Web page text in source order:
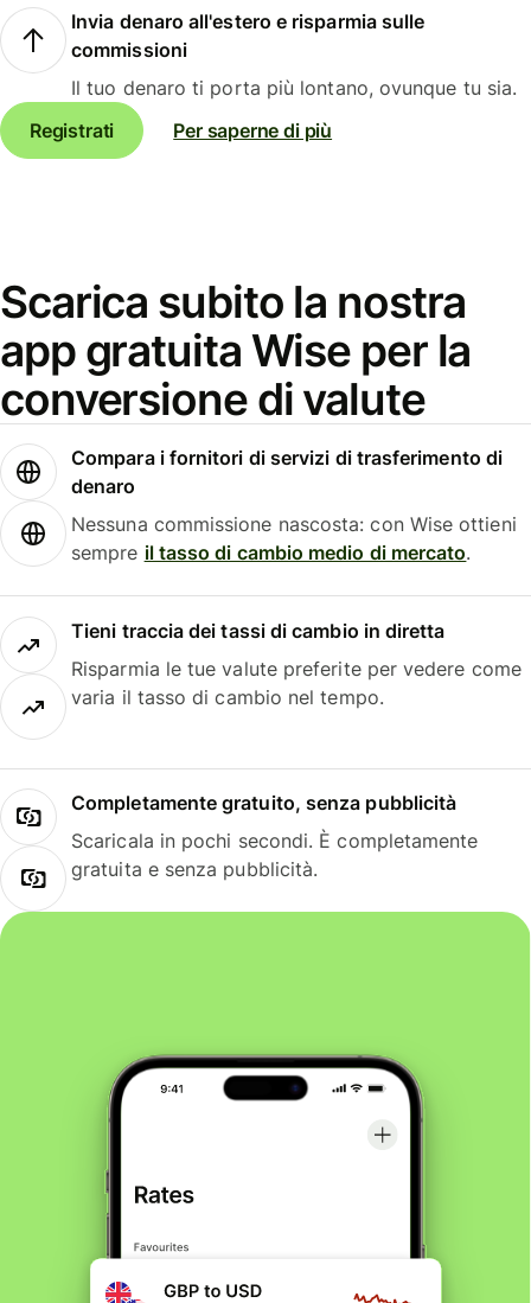
Invia denaro all'estero e risparmia sulle
commissioni
Il tuo denaro ti porta più lontano, ovunque tu sia.
Registrati
Per saperne di più
Scarica subito la nostra
app gratuita Wise per la
conversione di valute
Compara i fornitori di servizi di trasferimento di
denaro
Nessuna commissione nascosta: con Wise ottieni
sempre il tasso di cambio medio di mercato.
Tieni traccia dei tassi di cambio in diretta
Risparmia le tue valute preferite per vedere come
varia il tasso di cambio nel tempo.
Completamente gratuito, senza pubblicità
Scaricala in pochi secondi. È completamente
gratuita e senza pubblicità.